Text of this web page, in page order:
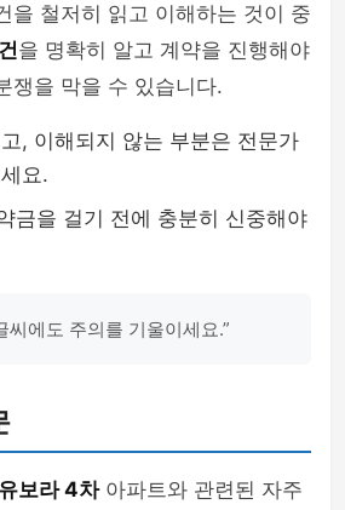
을 철저히 읽고 이해하는 것이 중
을 명확히 알고 계약을 진행해야
쟁을 막을 수 있습니다.
, 이해되지 않는 부분은 전문가
요.
금을 걸기 전에 충분히 신중해야
씨에도 주의를 기울이세요.”
보라 4차아파트와 관련된 자주